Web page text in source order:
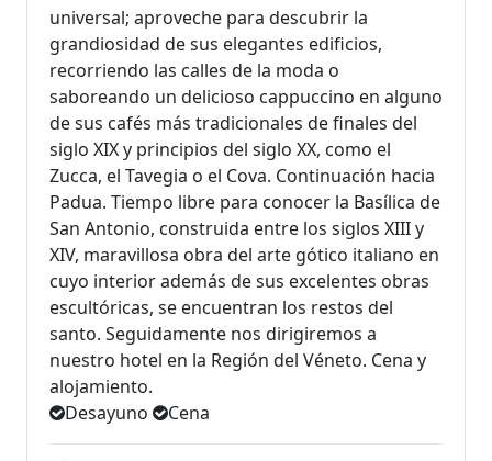
universal; aproveche para descubrir la
grandiosidad de sus elegantes edificios,
recorriendo las calles de la moda o
saboreando un delicioso cappuccino en alguno
de sus cafés más tradicionales de finales del
siglo XIX y principios del siglo XX, como el
Zucca, el Tavegia o el Cova. Continuación hacia
Padua. Tiempo libre para conocer la Basílica de
San Antonio, construida entre los siglos XIII y
XIV, maravillosa obra del arte gótico italiano en
cuyo interior además de sus excelentes obras
escultóricas, se encuentran los restos del
santo. Seguidamente nos dirigiremos a
nuestro hotel en la Región del Véneto. Cena y
alojamiento.
Desayuno
Cena